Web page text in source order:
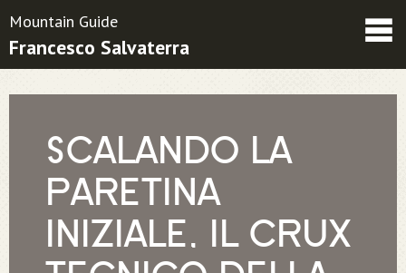
Friends
Mountain Guide
Francesco Salvaterra
SCALANDO LA
PARETINA
INIZIALE, IL CRUX